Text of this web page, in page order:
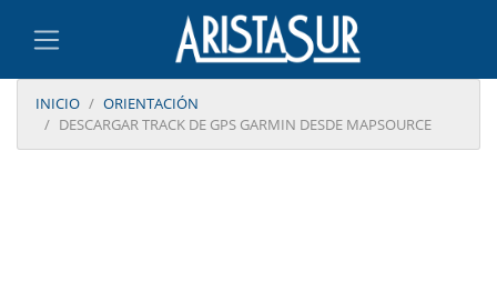
INICIO
ORIENTACIÓN
DESCARGAR TRACK DE GPS GARMIN DESDE MAPSOURCE